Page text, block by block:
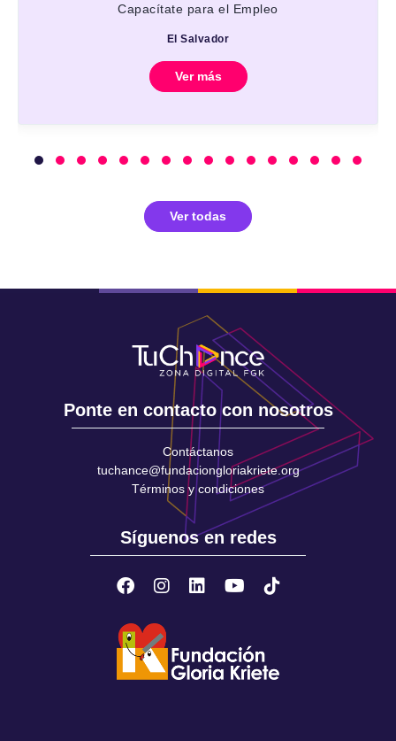
Capacítate para el Empleo
El Salvador
Ver más
Ver todas
Ponte en contacto con nosotros
Contáctanos
tuchance@fundaciongloriakriete.org
Términos y condiciones
Síguenos en redes